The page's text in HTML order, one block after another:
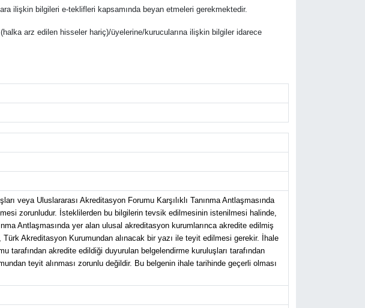
ilişkin bilgileri e-teklifleri kapsamında beyan etmeleri gerekmektedir.
arz edilen hisseler hariç)/üyelerine/kurucularına ilişkin bilgiler idarece
veya Uluslararası Akreditasyon Forumu Karşılıklı Tanınma Antlaşmasında
zorunludur. İsteklilerden bu bilgilerin tevsik edilmesinin istenilmesi halinde,
Antlaşmasında yer alan ulusal akreditasyon kurumlarınca akredite edilmiş
Akreditasyon Kurumundan alınacak bir yazı ile teyit edilmesi gerekir. İhale
tarafından akredite edildiği duyurulan belgelendirme kuruluşları tarafından
teyit alınması zorunlu değildir. Bu belgenin ihale tarihinde geçerli olması